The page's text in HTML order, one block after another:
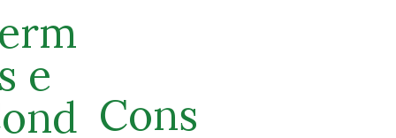
e
Cons